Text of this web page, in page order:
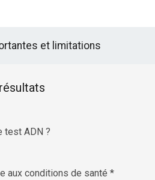
et limitations
test ADN ?
aux conditions de santé*